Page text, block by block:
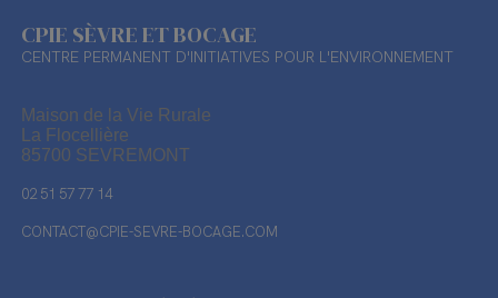
CPIE SÈVRE ET BOCAGE
CENTRE PERMANENT D'INITIATIVES POUR L'ENVIRONNEMENT
Maison de la Vie Rurale
La Flocellière
85700 SEVREMONT
02 51 57 77 14
CONTACT@CPIE-SEVRE-BOCAGE.COM